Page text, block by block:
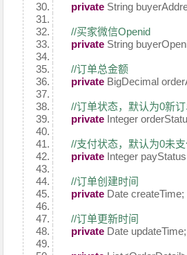
private String
//买家微信Openid
private String
//订单总金额
private BigDecimal
//订单状态，默认为0新
private Integer
//支付状态，默认为0未
private Integer
//订单创建时间
private Date createTime;
//订单更新时间
private Date updateTime;